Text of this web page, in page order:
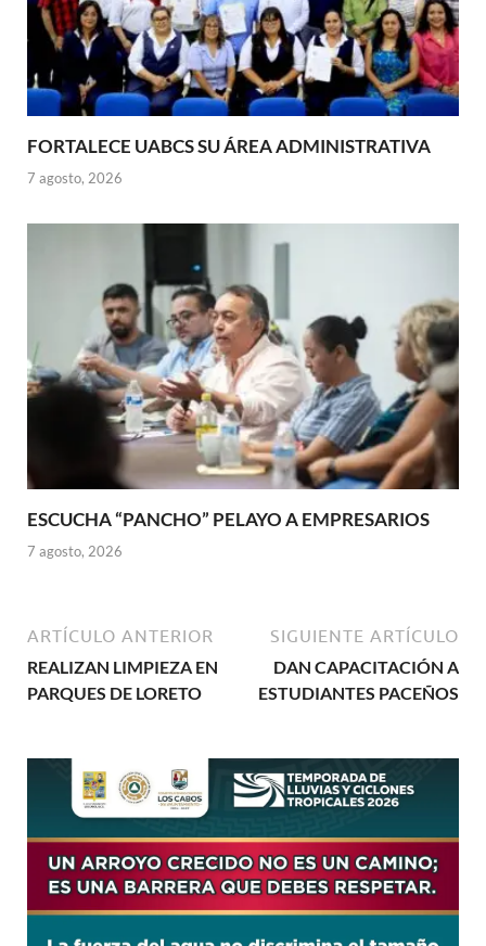
FORTALECE UABCS SU ÁREA ADMINISTRATIVA
7 agosto, 2026
ESCUCHA “PANCHO” PELAYO A EMPRESARIOS
7 agosto, 2026
ARTÍCULO ANTERIOR
REALIZAN LIMPIEZA EN
PARQUES DE LORETO
SIGUIENTE ARTÍCULO
DAN CAPACITACIÓN A
ESTUDIANTES PACEÑOS